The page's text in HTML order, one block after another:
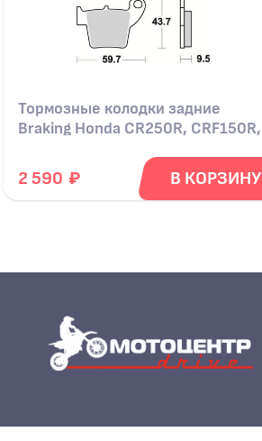
Тормозные колодки задние
Braking Honda CR250R, CRF150R,
2 590 ₽ В КОРЗИНУ